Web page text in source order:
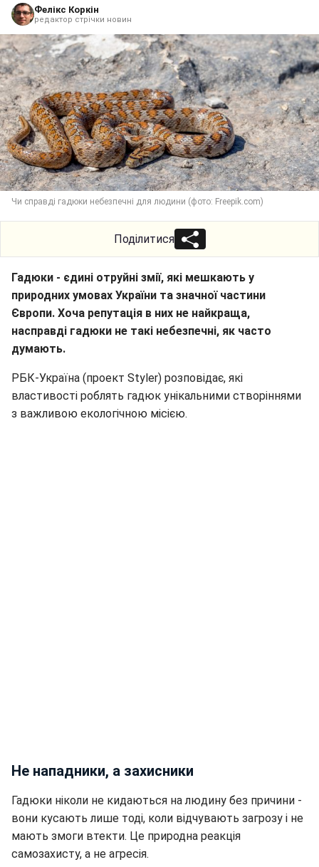
Фелікс Коркін
редактор стрічки новин
Чи справді гадюки небезпечні для людини (фото: Freepik.com)
Поділитися
Гадюки - єдині отруйні змії, які мешкають у
природних умовах України та значної частини
Європи. Хоча репутація в них не найкраща,
насправді гадюки не такі небезпечні, як часто
думають.
РБК-Україна (проект Styler) розповідає, які
властивості роблять гадюк унікальними створіннями
з важливою екологічною місією.
Не нападники, а захисники
Гадюки ніколи не кидаються на людину без причини -
вони кусають лише тоді, коли відчувають загрозу і не
мають змоги втекти. Це природна реакція
самозахисту, а не агресія.